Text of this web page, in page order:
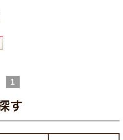
1